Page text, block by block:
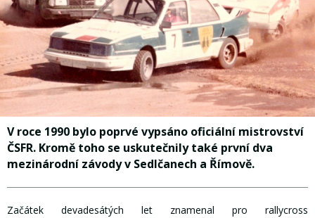
V roce 1990 bylo poprvé vypsáno oficiální mistrovství
ČSFR. Kromě toho se uskutečnily také první dva
mezinárodní závody v Sedlčanech a Římově.
Začátek devadesátých let znamenal pro rallycross